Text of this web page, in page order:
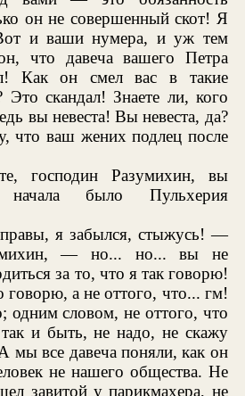
он не совершенный скот! Я
и ваши нумера, и уж тем
что давеча вашего Петра
Как он смел вас в такие
Это скандал! Знаете ли, кого
вы невеста! Вы невеста, да?
что ваш жених подлец после
господин Разумихин, вы
было Пульхерия
я забылся, стыжусь! —
— но... но... вы не
за то, что я так говорю!
а не оттого, что... гм!
одним словом, не оттого, что
и быть, не надо, не скажу
мы все давеча поняли, как он
не нашего общества. Не
завитой у парикмахера, не